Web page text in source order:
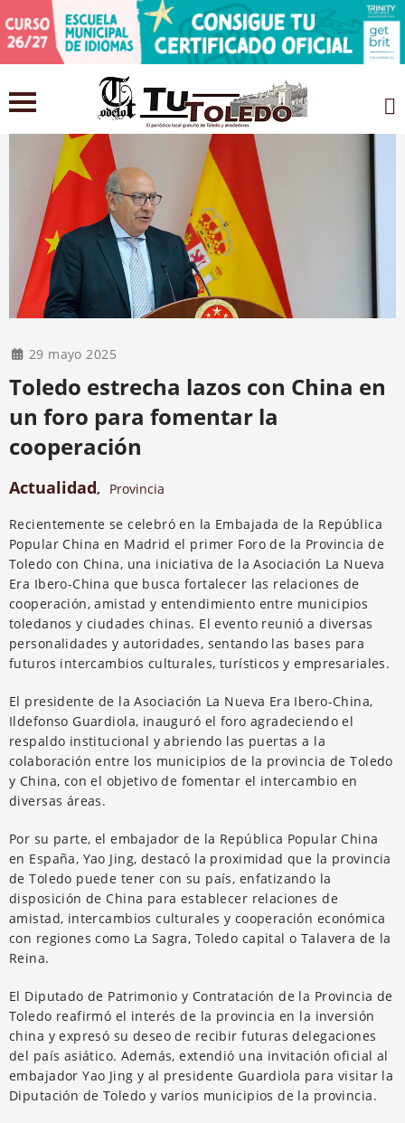
29 mayo 2025
Toledo estrecha lazos con China en
un foro para fomentar la
cooperación
Actualidad, Provincia
Recientemente se celebró en la Embajada de la República
Popular China en Madrid el primer Foro de la Provincia de
Toledo con China, una iniciativa de la Asociación La Nueva
Era Ibero-China que busca fortalecer las relaciones de
cooperación, amistad y entendimiento entre municipios
toledanos y ciudades chinas. El evento reunió a diversas
personalidades y autoridades, sentando las bases para
futuros intercambios culturales, turísticos y empresariales.
El presidente de la Asociación La Nueva Era Ibero-China,
Ildefonso Guardiola, inauguró el foro agradeciendo el
respaldo institucional y abriendo las puertas a la
colaboración entre los municipios de la provincia de Toledo
y China, con el objetivo de fomentar el intercambio en
diversas áreas.
Por su parte, el embajador de la República Popular China
en España, Yao Jing, destacó la proximidad que la provincia
de Toledo puede tener con su país, enfatizando la
disposición de China para establecer relaciones de
amistad, intercambios culturales y cooperación económica
con regiones como La Sagra, Toledo capital o Talavera de la
Reina.
El Diputado de Patrimonio y Contratación de la Provincia de
Toledo reafirmó el interés de la provincia en la inversión
china y expresó su deseo de recibir futuras delegaciones
del país asiático. Además, extendió una invitación oficial al
embajador Yao Jing y al presidente Guardiola para visitar la
Diputación de Toledo y varios municipios de la provincia.